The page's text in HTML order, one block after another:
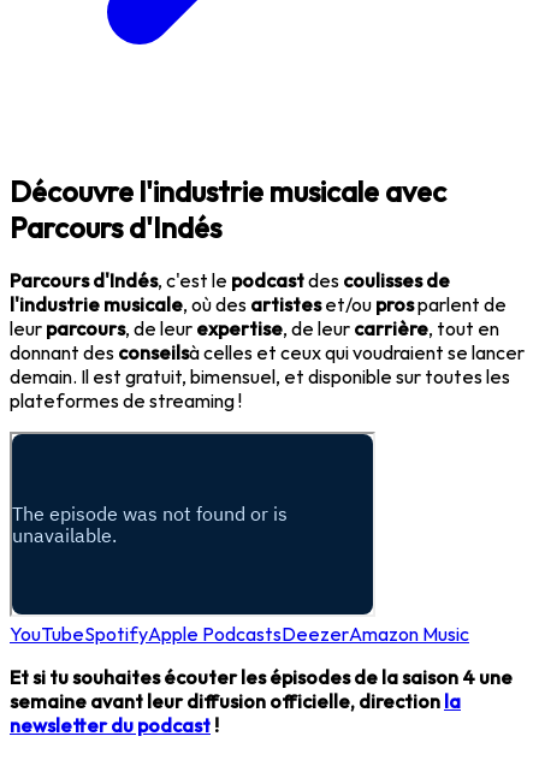
Découvre l'industrie musicale avec
Parcours d'Indés
Parcours d'Indés, c'est le podcastdes coulisses de
l'industrie musicale, où des artisteset/ou prosparlent de
leur parcours, de leur expertise, de leur carrière, tout en
donnant des conseilsà celles et ceux qui voudraient se lancer
demain. Il est gratuit, bimensuel, et disponible sur toutes les
plateformes de streaming !
YouTubeSpotifyApple PodcastsDeezerAmazon Music
Et si tu souhaites écouter les épisodes de la saison 4 une
semaine avant leur diffusion officielle, direction la
newsletter du podcast !